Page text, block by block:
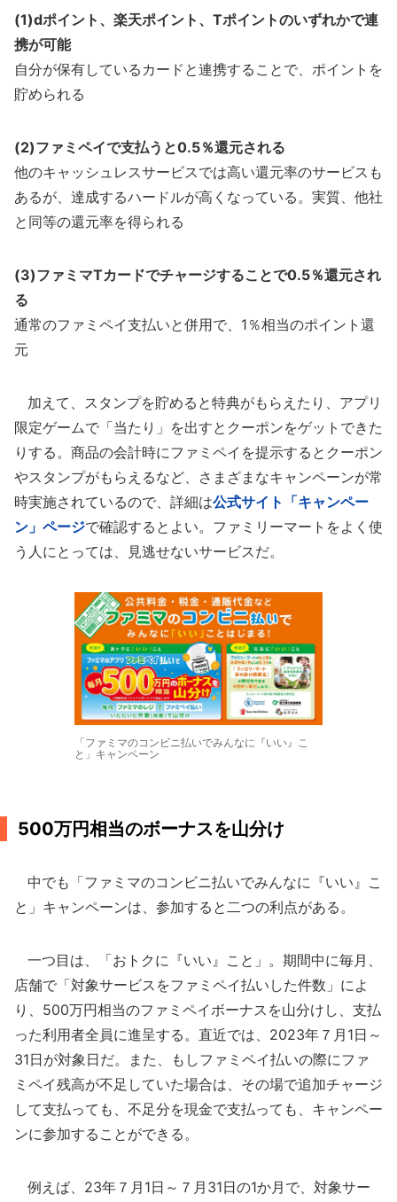
(1)dポイント、楽天ポイント、Tポイントのいずれかで連
携が可能
自分が保有しているカードと連携することで、ポイントを
貯められる
(2)ファミペイで支払うと0.5％還元される
他のキャッシュレスサービスでは高い還元率のサービスも
あるが、達成するハードルが高くなっている。実質、他社
と同等の還元率を得られる
(3)ファミマTカードでチャージすることで0.5％還元され
る
通常のファミペイ支払いと併用で、1％相当のポイント還
元
加えて、スタンプを貯めると特典がもらえたり、アプリ
限定ゲームで「当たり」を出すとクーポンをゲットできた
りする。商品の会計時にファミペイを提示するとクーポン
やスタンプがもらえるなど、さまざまなキャンペーンが常
時実施されているので、詳細は公式サイト「キャンペー
ン」ページで確認するとよい。ファミリーマートをよく使
う人にとっては、見逃せないサービスだ。
「ファミマのコンビニ払いでみんなに『いい』こ
と」キャンペーン
500万円相当のボーナスを山分け
中でも「ファミマのコンビニ払いでみんなに『いい』こ
と」キャンペーンは、参加すると二つの利点がある。
一つ目は、「おトクに『いい』こと」。期間中に毎月、
店舗で「対象サービスをファミペイ払いした件数」によ
り、500万円相当のファミペイボーナスを山分けし、支払
った利用者全員に進呈する。直近では、2023年７月1日～
31日が対象日だ。また、もしファミペイ払いの際にファ
ミペイ残高が不足していた場合は、その場で追加チャージ
して支払っても、不足分を現金で支払っても、キャンペー
ンに参加することができる。
例えば、23年７月1日～７月31日の1か月で、対象サー